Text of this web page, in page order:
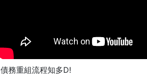
債務重組流程知多D!